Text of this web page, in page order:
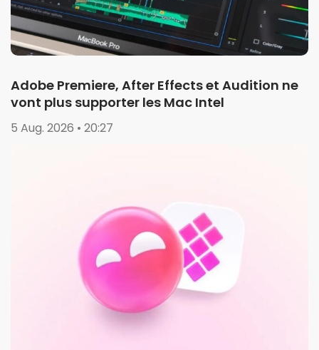
Adobe Premiere, After Effects et Audition ne
vont plus supporter les Mac Intel
5 Aug. 2026 • 20:27